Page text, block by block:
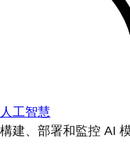
人工智慧
構建、部署和監控 AI